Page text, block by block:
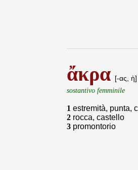
ἄκρα [-ας, ἡ]
sostantivo femminile
1 estremità, punta,
2 rocca, castello
3 promontorio